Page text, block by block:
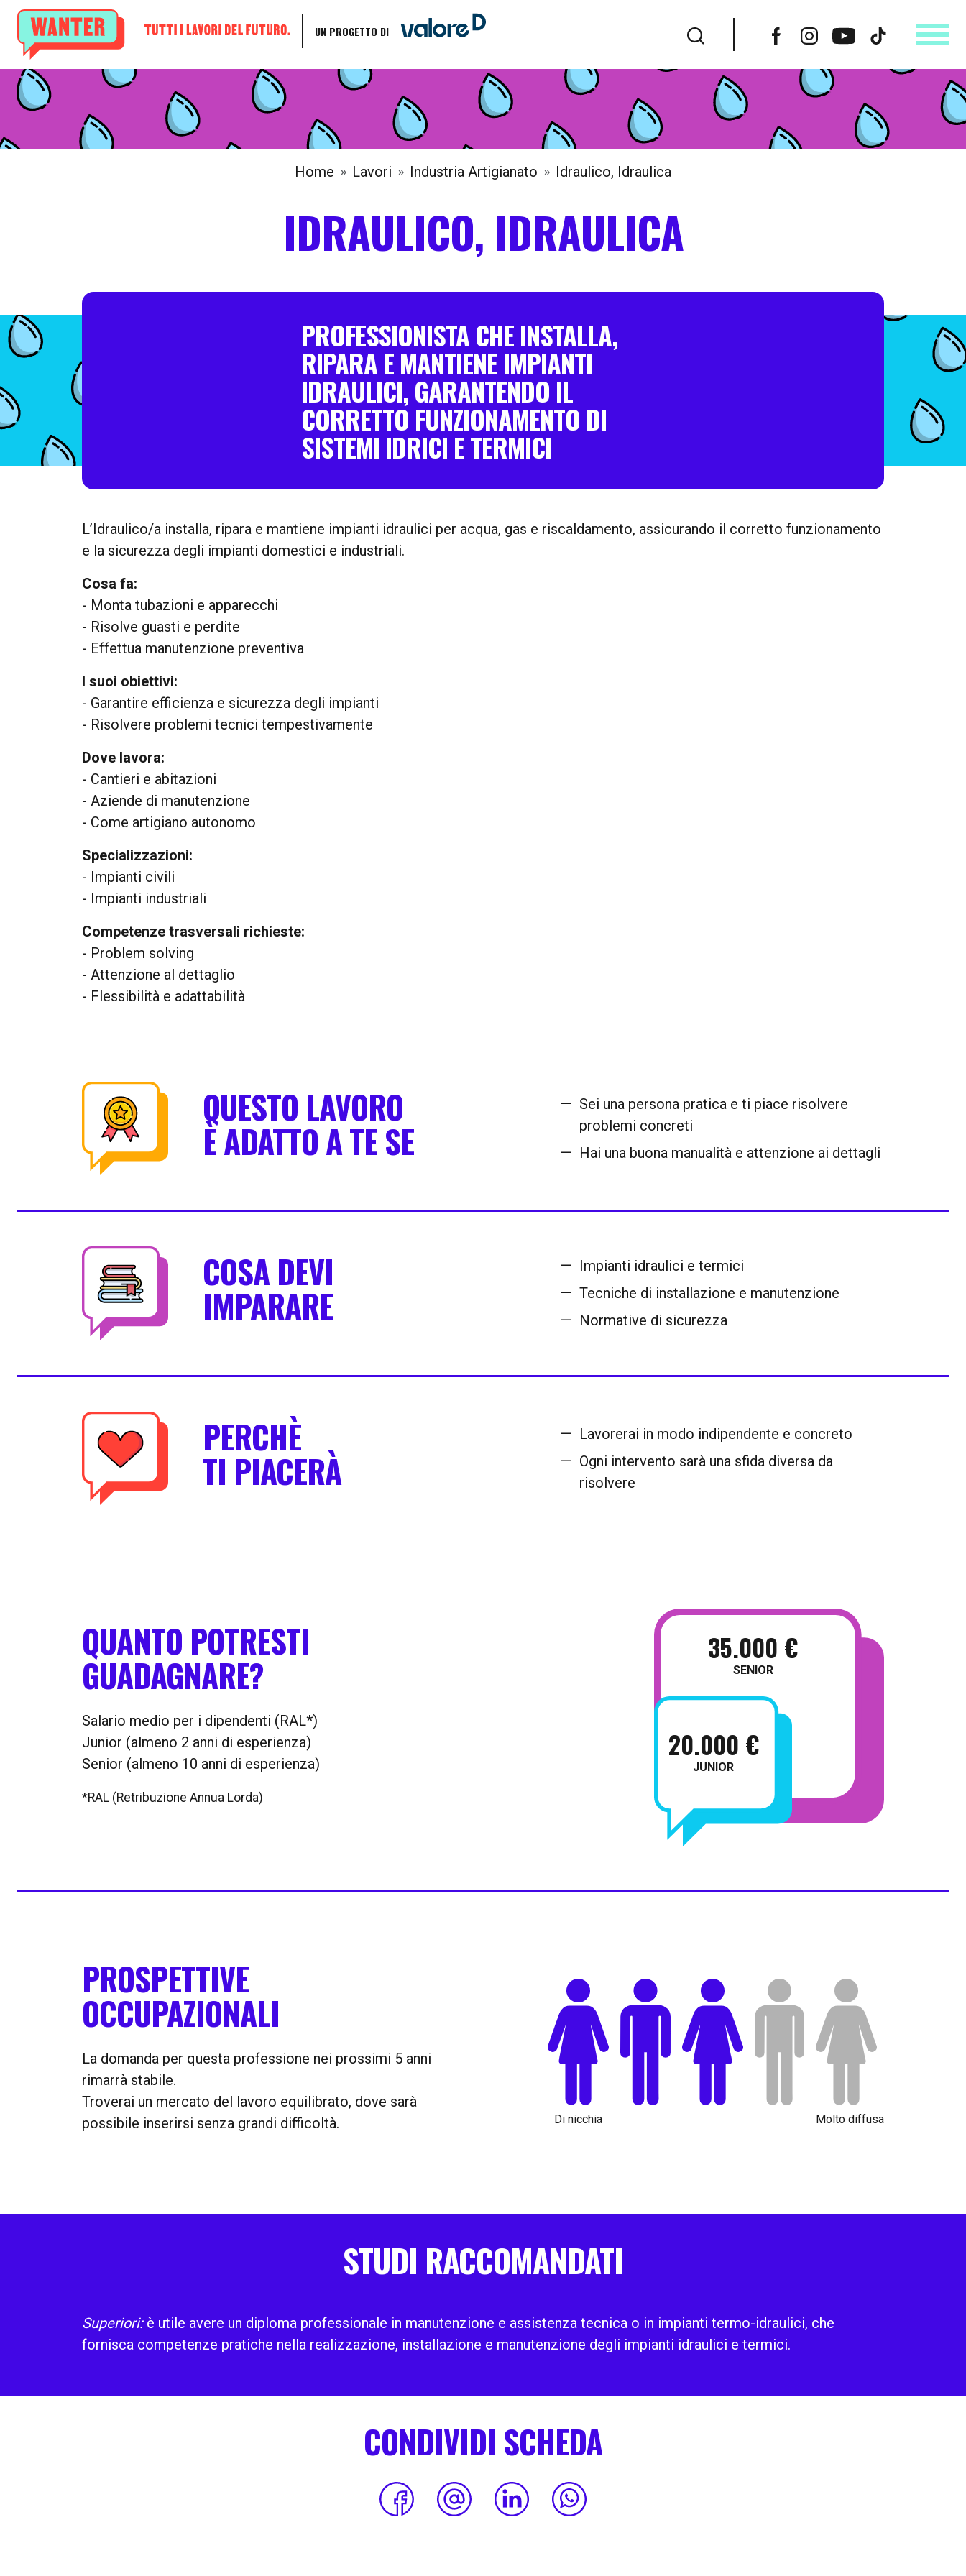
UN PROGETTO DI
Home Lavori Industria Artigianato Idraulico, Idraulica
IDRAULICO, IDRAULICA
PROFESSIONISTA CHE INSTALLA,
RIPARA E MANTIENE IMPIANTI
IDRAULICI, GARANTENDO IL
CORRETTO FUNZIONAMENTO DI
SISTEMI IDRICI E TERMICI
L’Idraulico/a installa, ripara e mantiene impianti idraulici per acqua, gas e riscaldamento, assicurando il corretto funzionamento
e la sicurezza degli impianti domestici e industriali.
Cosa fa:
- Monta tubazioni e apparecchi
- Risolve guasti e perdite
- Effettua manutenzione preventiva
I suoi obiettivi:
- Garantire efficienza e sicurezza degli impianti
- Risolvere problemi tecnici tempestivamente
Dove lavora:
- Cantieri e abitazioni
- Aziende di manutenzione
- Come artigiano autonomo
Specializzazioni:
- Impianti civili
- Impianti industriali
Competenze trasversali richieste:
- Problem solving
- Attenzione al dettaglio
- Flessibilità e adattabilità
QUESTO LAVORO
È ADATTO A TE SE
Sei una persona pratica e ti piace risolvere
problemi concreti
Hai una buona manualità e attenzione ai dettagli
COSA DEVI
IMPARARE
Impianti idraulici e termici
Tecniche di installazione e manutenzione
Normative di sicurezza
PERCHÈ
TI PIACERÀ
Lavorerai in modo indipendente e concreto
Ogni intervento sarà una sfida diversa da
risolvere
QUANTO POTRESTI
GUADAGNARE?
Salario medio per i dipendenti (RAL*)
Junior (almeno 2 anni di esperienza)
Senior (almeno 10 anni di esperienza)
*RAL (Retribuzione Annua Lorda)
20.000 €
JUNIOR
35.000 €
SENIOR
PROSPETTIVE
OCCUPAZIONALI
La domanda per questa professione nei prossimi 5 anni
rimarrà stabile.
Troverai un mercato del lavoro equilibrato, dove sarà
possibile inserirsi senza grandi difficoltà.
Di nicchia Molto diffusa
STUDI RACCOMANDATI
Superiori:è utile avere un diploma professionale in manutenzione e assistenza tecnica o in impianti termo-idraulici, che
fornisca competenze pratiche nella realizzazione, installazione e manutenzione degli impianti idraulici e termici.
CONDIVIDI SCHEDA